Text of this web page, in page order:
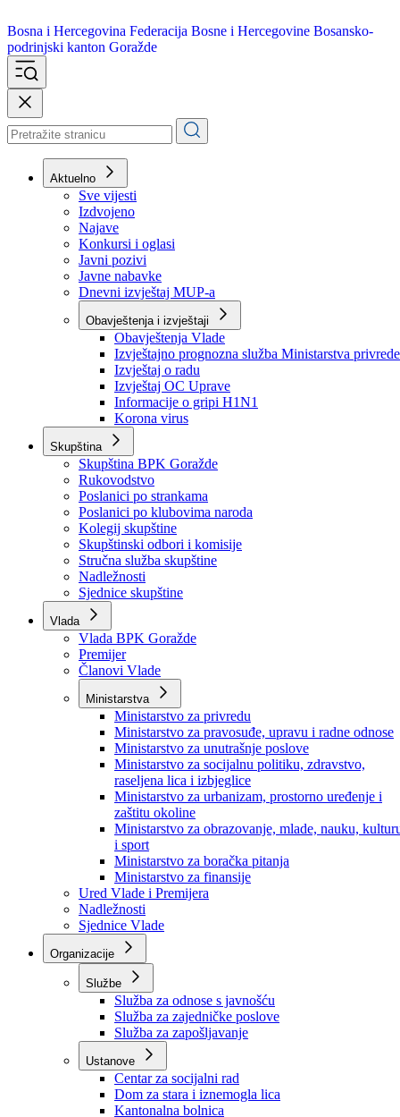
Bosna i Hercegovina
podrinjski kanton Goražde
Aktuelno
Sve vijesti
Izdvojeno
Najave
Konkursi i oglasi
Javni pozivi
Javne nabavke
Dnevni izvještaj MUP-a
Obavještenja i izvještaji
Obavještenja Vlade
Izvještajno prognozna služba Ministarstva privrede
Izvještaj o radu
Izvještaj OC Uprave
Informacije o gripi H1N1
Korona virus
Skupština
Skupština BPK Goražde
Rukovodstvo
Poslanici po strankama
Poslanici po klubovima naroda
Kolegij skupštine
Skupštinski odbori i komisije
Stručna služba skupštine
Nadležnosti
Sjednice skupštine
Vlada
Vlada BPK Goražde
Premijer
Članovi Vlade
Ministarstva
Ministarstvo za privredu
Ministarstvo za pravosuđe, upravu i radne odnose
Ministarstvo za unutrašnje poslove
Ministarstvo za socijalnu politiku, zdravstvo,
raseljena lica i izbjeglice
Ministarstvo za urbanizam, prostorno uređenje i
zaštitu okoline
Ministarstvo za obrazovanje, mlade, nauku,
i sport
Ministarstvo za boračka pitanja
Ministarstvo za finansije
Ured Vlade i Premijera
Nadležnosti
Sjednice Vlade
Organizacije
Službe
Služba za odnose s javnošću
Služba za zajedničke poslove
Služba za zapošljavanje
Ustanove